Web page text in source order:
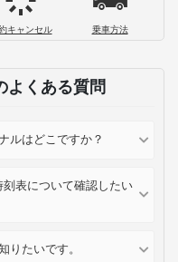
キャンセル 乗車方法
よくある質問
ルはどこですか？
刻表について確認したい
りたいです。